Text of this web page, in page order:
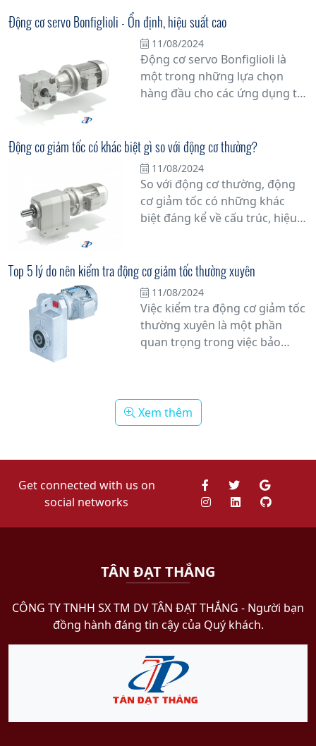
động cơ giảm tốc 3 pha từ nhà
phân phối Bonfiglioli tại Việt
Nam. Với hơn 60 năm kinh
nghiệm trong ngành công
nghiệp, Bonfiglioli đã khẳng
định vị thế của mình như một
phẩm truyền động.
Động cơ servo Bonfiglioli - Ổn định, hiệu suất cao
11/08/2024
Động cơ servo Bonfiglioli là
một trong những lựa chọn
hàng đầu cho các ứng dụng tự
của nó. Với thiết kế không chổi
than tiên tiến, động cơ này
mang lại độ chính xác và đáng
tin cậy trong môi trường làm
việc khắc nghiệt.
Động cơ giảm tốc có khác biệt gì so với động cơ thường?
11/08/2024
So với động cơ thường, động
cơ giảm tốc có những khác
biệt đáng kể về cấu trúc, hiệu
Top 5 lý do nên kiểm tra động cơ giảm tốc thường xuyên
11/08/2024
Việc kiểm tra động cơ giảm tốc
thường xuyên là một phần
quan trọng trong việc bảo
động cơ giảm tốc thường
xuyên.
Xem thêm
Get connected with us on
social networks
TÂN ĐẠT THẮNG
CÔNG TY TNHH SX TM DV TÂN ĐẠT THẮNG​ - Người bạn
đồng hành đáng tin cậy của Quý khách.